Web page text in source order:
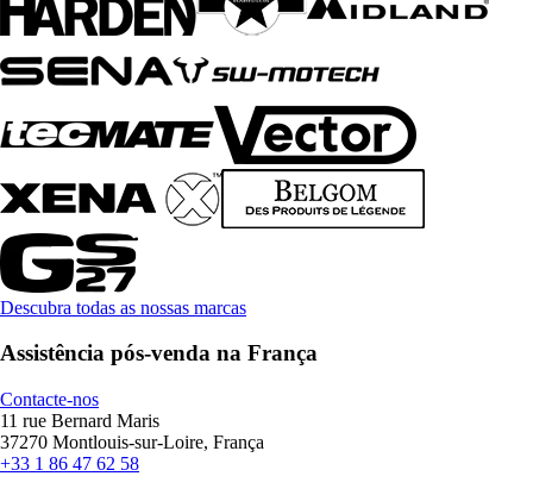
Descubra todas as nossas marcas
Assistência pós-venda na França
Contacte-nos
11 rue Bernard Maris
37270 Montlouis-sur-Loire, França
+33 1 86 47 62 58